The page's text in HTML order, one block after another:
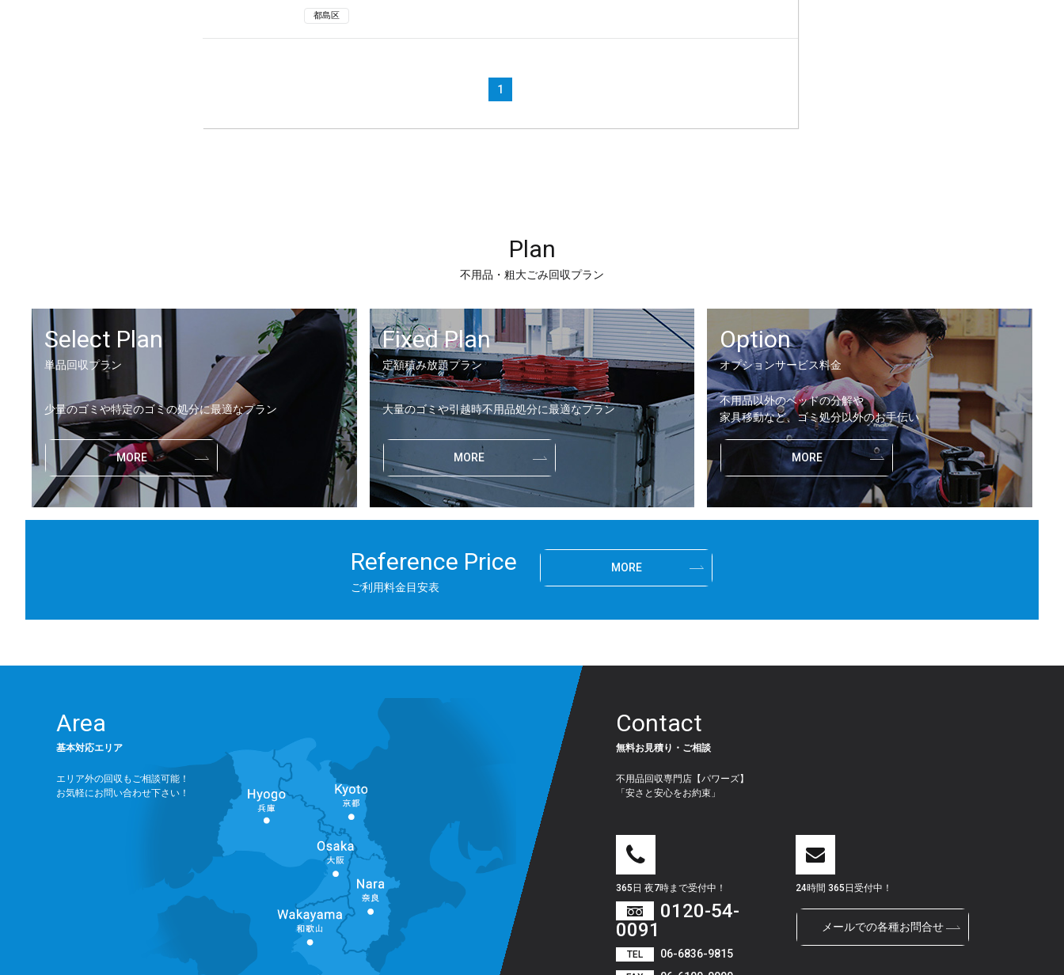
都島区
1
Plan
不用品・粗大ごみ回収プラン
Select Plan
単品回収プラン
少量のゴミや特定のゴミの処分に最適なプラン
MORE
Fixed Plan
定額積み放題プラン
大量のゴミや引越時不用品処分に最適なプラン
MORE
Option
オプションサービス料金
不用品以外のベッドの分解や
家具移動など、ゴミ処分以外のお手伝い
MORE
Reference Price
ご利用料金目安表
MORE
Area
基本対応エリア
エリア外の回収もご相談可能！
お気軽にお問い合わせ下さい！
Contact
無料お見積り・ご相談
不用品回収専門店【パワーズ】
「安さと安心をお約束」
365日 夜7時まで受付中！
0120-54-
0091
TEL 06-6836-9815
24時間 365日受付中！
メールでの各種お問合せ